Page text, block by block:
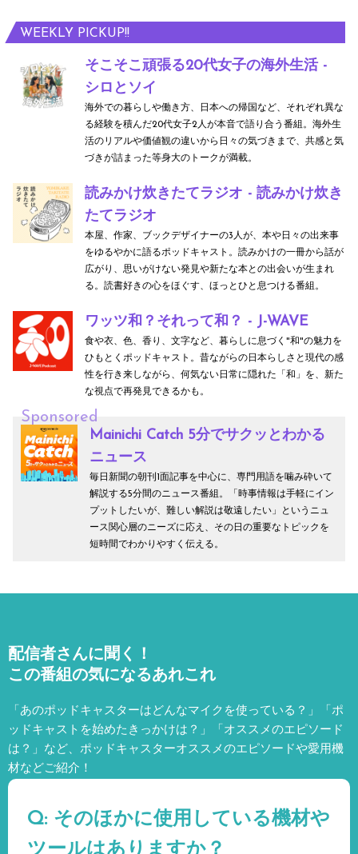
WEEKLY PICKUP!!
そこそこ頑張る20代女子の海外生活 -
シロとソイ
海外での暮らしや働き方、日本への帰国など、それぞれ異な
る経験を積んだ20代女子2人が本音で語り合う番組。海外生
活のリアルや価値観の違いから日々の気づきまで、共感と気
づきが詰まった等身大のトークが満載。
読みかけ炊きたてラジオ - 読みかけ炊き
たてラジオ
本屋、作家、ブックデザイナーの3人が、本や日々の出来事
をゆるやかに語るポッドキャスト。読みかけの一冊から話が
広がり、思いがけない発見や新たな本との出会いが生まれ
る。読書好きの心をほぐす、ほっとひと息つける番組。
ワッツ和？それって和？ - J-WAVE
食や衣、色、香り、文字など、暮らしに息づく"和"の魅力を
ひもとくポッドキャスト。昔ながらの日本らしさと現代の感
性を行き来しながら、何気ない日常に隠れた「和」を、新た
な視点で再発見できるかも。
Sponsored
Mainichi Catch 5分でサクッとわかる
ニュース
毎日新聞の朝刊1面記事を中心に、専門用語を噛み砕いて
解説する5分間のニュース番組。「時事情報は手軽にイン
プットしたいが、難しい解説は敬遠したい」というニュ
ース関心層のニーズに応え、その日の重要なトピックを
短時間でわかりやすく伝える。
配信者さんに聞く！
この番組の気になるあれこれ
「あのポッドキャスターはどんなマイクを使っている？」「ポ
ッドキャストを始めたきっかけは？」「オススメのエピソード
は？」など、 ポッドキャスターオススメのエピソードや愛用機
材などご紹介！
Q: そのほかに使用している機材や
ツールはありますか？